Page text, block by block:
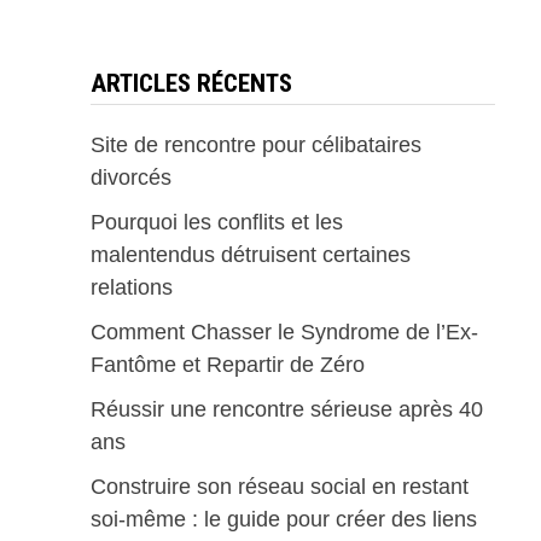
ARTICLES RÉCENTS
Site de rencontre pour célibataires
divorcés
Pourquoi les conflits et les
malentendus détruisent certaines
relations
Comment Chasser le Syndrome de l’Ex-
Fantôme et Repartir de Zéro
Réussir une rencontre sérieuse après 40
ans
Construire son réseau social en restant
soi-même : le guide pour créer des liens